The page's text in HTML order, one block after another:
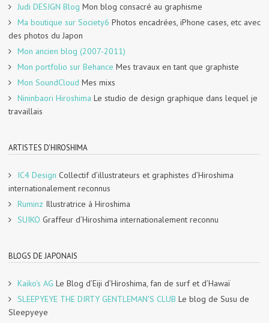
Judi DESIGN Blog Mon blog consacré au graphisme
Ma boutique sur Society6 Photos encadrées, iPhone cases, etc avec
des photos du Japon
Mon ancien blog (2007-2011)
Mon portfolio sur Behance Mes travaux en tant que graphiste
Mon SoundCloud Mes mixs
Nininbaori Hiroshima Le studio de design graphique dans lequel je
travaillais
ARTISTES D'HIROSHIMA
IC4 Design Collectif d’illustrateurs et graphistes d’Hiroshima
internationalement reconnus
Ruminz Illustratrice à Hiroshima
SUIKO Graffeur d’Hiroshima internationalement reconnu
BLOGS DE JAPONAIS
Kaiko's AG Le Blog d’Eiji d’Hiroshima, fan de surf et d’Hawaï
SLEEPYEYE THE DIRTY GENTLEMAN'S CLUB Le blog de Susu de
Sleepyeye